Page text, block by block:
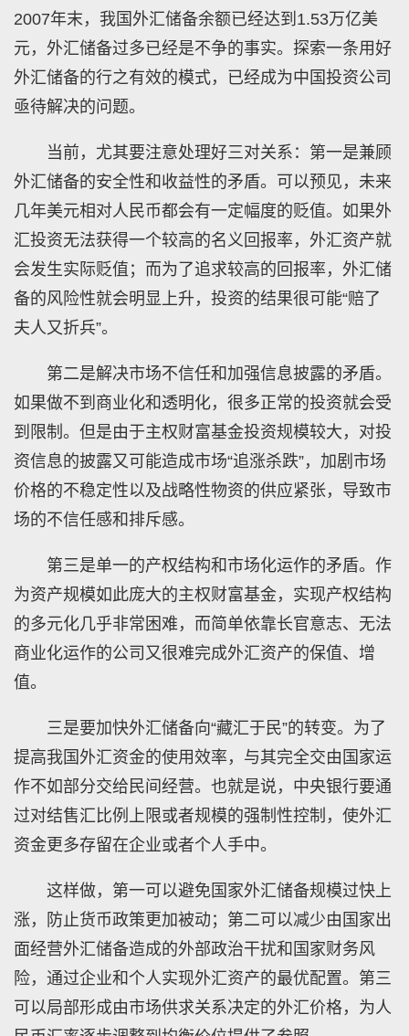
2007年末，我国外汇储备余额已经达到1.53万亿美
元，外汇储备过多已经是不争的事实。探索一条用好
外汇储备的行之有效的模式，已经成为中国投资公司
亟待解决的问题。
当前，尤其要注意处理好三对关系：第一是兼顾
外汇储备的安全性和收益性的矛盾。可以预见，未来
几年美元相对人民币都会有一定幅度的贬值。如果外
汇投资无法获得一个较高的名义回报率，外汇资产就
会发生实际贬值；而为了追求较高的回报率，外汇储
备的风险性就会明显上升，投资的结果很可能“赔了
夫人又折兵”。
第二是解决市场不信任和加强信息披露的矛盾。
如果做不到商业化和透明化，很多正常的投资就会受
到限制。但是由于主权财富基金投资规模较大，对投
资信息的披露又可能造成市场“追涨杀跌”，加剧市场
价格的不稳定性以及战略性物资的供应紧张，导致市
场的不信任感和排斥感。
第三是单一的产权结构和市场化运作的矛盾。作
为资产规模如此庞大的主权财富基金，实现产权结构
的多元化几乎非常困难，而简单依靠长官意志、无法
商业化运作的公司又很难完成外汇资产的保值、增
值。
三是要加快外汇储备向“藏汇于民”的转变。为了
提高我国外汇资金的使用效率，与其完全交由国家运
作不如部分交给民间经营。也就是说，中央银行要通
过对结售汇比例上限或者规模的强制性控制，使外汇
资金更多存留在企业或者个人手中。
这样做，第一可以避免国家外汇储备规模过快上
涨，防止货币政策更加被动；第二可以减少由国家出
面经营外汇储备造成的外部政治干扰和国家财务风
险，通过企业和个人实现外汇资产的最优配置。第三
可以局部形成由市场供求关系决定的外汇价格，为人